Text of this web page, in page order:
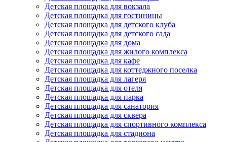
Детская площадка для вокзала
Детская площадка для гостиницы
Детская площадка для детского клуба
Детская площадка для детского сада
Детская площадка для дома
Детская площадка для жилого комплекса
Детская площадка для кафе
Детская площадка для коттеджного поселка
Детская площадка для лагеря
Детская площадка для отеля
Детская площадка для парка
Детская площадка для санатория
Детская площадка для сквера
Детская площадка для спортивного комплекса
Детская площадка для стадиона